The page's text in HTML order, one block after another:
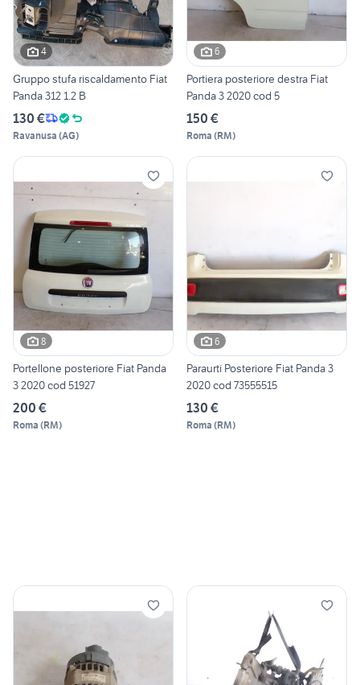
4
Gruppo stufa riscaldamento Fiat
Panda 312 1.2 B
130 €
Ravanusa (AG)
6
Portiera posteriore destra Fiat
Panda 3 2020 cod 5
150 €
Roma (RM)
8
Portellone posteriore Fiat Panda
3 2020 cod 51927
200 €
Roma (RM)
6
Paraurti Posteriore Fiat Panda 3
2020 cod 73555515
130 €
Roma (RM)